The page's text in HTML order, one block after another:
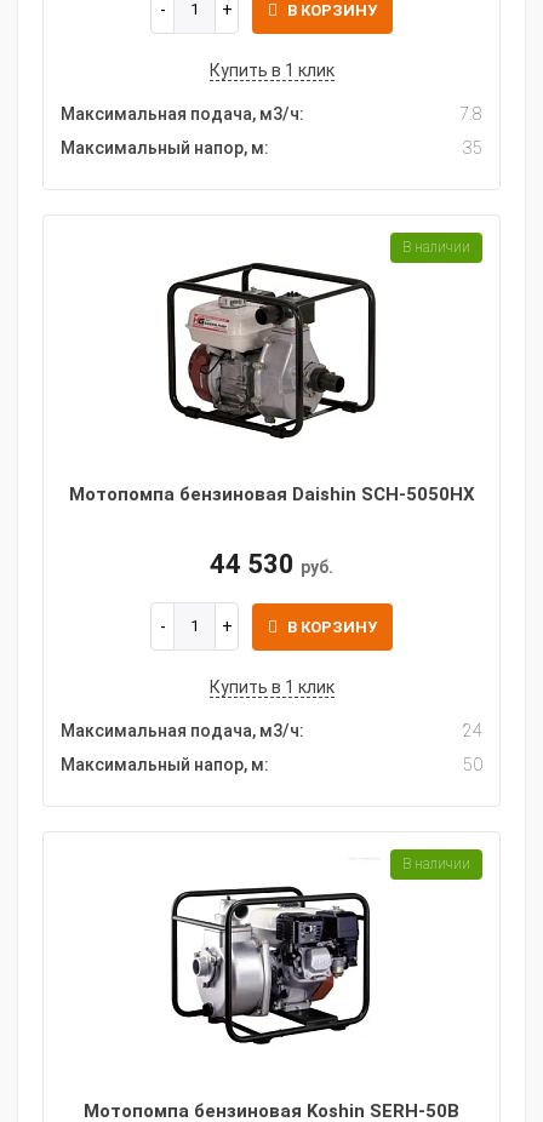
В КОРЗИНУ
Купить в 1 клик
Максимальная подача, м3/ч:
7.8
Максимальный напор, м:
35
Мотопомпа бензиновая Daishin SCH-5050HX
44 530 руб.
В КОРЗИНУ
Купить в 1 клик
Максимальная подача, м3/ч:
24
Максимальный напор, м:
50
В наличии
Мотопомпа бензиновая Koshin SERH-50B
В наличии